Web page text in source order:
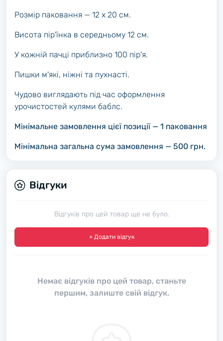
Розмір паковання — 12 х 20 см.
Висота пір'їнка в середньому 12 см.
У кожній пачці приблизно 100 пір'я.
Пишки м'які, ніжні та пухнасті.
Чудово виглядають під час оформлення
урочистостей кулями баблс.
Мінімальне замовлення цієї позиції — 1 паковання
Мінімальна загальна сума замовлення — 500 грн.
Відгуки
Відгуків про цей товар ще не було.
+ Додати відгук
Немає відгуків про цей товар, станьте
першим, залиште свій відгук.